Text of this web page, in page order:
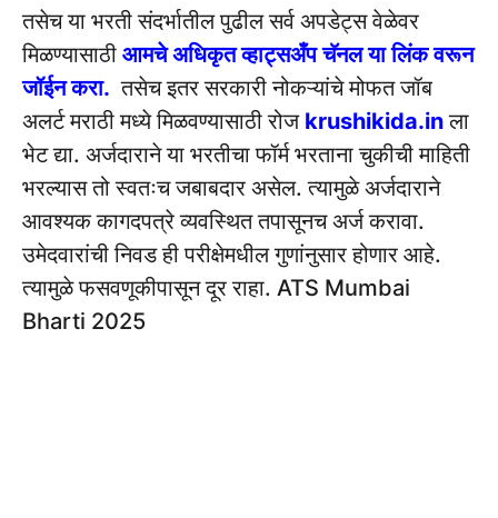
तसेच या भरती संदर्भातील पुढील सर्व अपडेट्स वेळेवर
मिळण्यासाठी आमचे अधिकृत व्हाट्सअँप चॅनल या लिंक वरून
जॉईन करा. तसेच इतर सरकारी नोकऱ्यांचे मोफत जॉब
अलर्ट मराठी मध्ये मिळवण्यासाठी रोज krushikida.inला
भेट द्या. अर्जदाराने या भरतीचा फॉर्म भरताना चुकीची माहिती
भरल्यास तो स्वतःच जबाबदार असेल. त्यामुळे अर्जदाराने
आवश्यक कागदपत्रे व्यवस्थित तपासूनच अर्ज करावा.
उमेदवारांची निवड ही परीक्षेमधील गुणांनुसार होणार आहे.
त्यामुळे फसवणूकीपासून दूर राहा. ATS Mumbai
Bharti 2025